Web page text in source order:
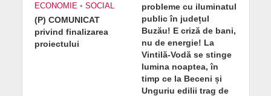
ECONOMIE • SOCIAL
(P) COMUNICAT
privind finalizarea
proiectului
probleme cu iluminatul
public în județul
Buzău! E criză de bani,
nu de energie! La
Vintilă-Vodă se stinge
lumina noaptea, în
timp ce la Beceni și
Unguriu edilii trag de